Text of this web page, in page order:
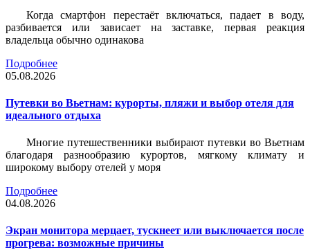
Когда смартфон перестаёт включаться, падает в воду,
разбивается или зависает на заставке, первая реакция
владельца обычно одинакова
Подробнее
05.08.2026
Путевки во Вьетнам: курорты, пляжи и выбор отеля для
идеального отдыха
Многие путешественники выбирают путевки во Вьетнам
благодаря разнообразию курортов, мягкому климату и
широкому выбору отелей у моря
Подробнее
04.08.2026
Экран монитора мерцает, тускнеет или выключается после
прогрева: возможные причины